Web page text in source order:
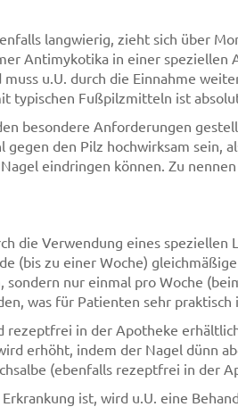
langwierig, zieht sich über
Antimykotika in einer speziellen
u.U. durch die Einnahme
typischen Fußpilzmitteln ist
besondere Anforderungen
den Pilz hochwirksam sein,
eindringen können. Zu
die Verwendung eines speziellen
(bis zu einer Woche)
nur einmal pro Woche
was für Patienten sehr praktisch
rezeptfrei in der Apotheke
erhöht, indem der Nagel dünn
(ebenfalls rezeptfrei in der
ist, wird u.U. eine